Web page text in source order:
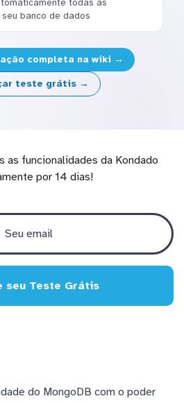
banco de dados
completa na wiki →
teste grátis →
as funcionalidades da Kondado
por 14 dias!
seu Teste Grátis
do MongoDB com o poder